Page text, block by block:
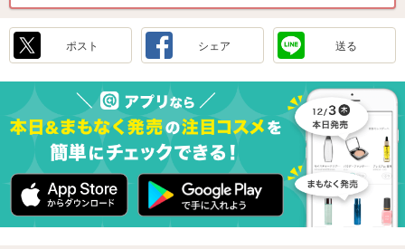
ポスト シェア 送る